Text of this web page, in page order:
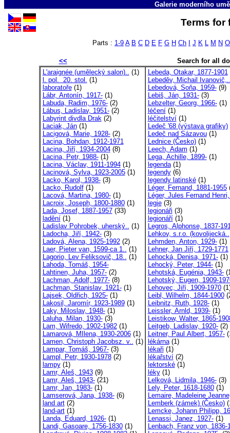
Galerie moderního
Terms
Parts : 1-9 A B C D E F G H Ch J K L M N O
<<
Search for all
L'araignée (umělecký salon).. (1)
l. pol. 20. stol. (1)
laboratoře(1)
Lábr, Antonín, 1917-(1)
Labuda, Radim, 1976-(2)
Lábus, Ladislav, 1951-(2)
Labyrint divdla Drak(2)
Laciak, Ján(1)
Lacigová, Marie, 1928-(2)
Lacina, Bohdan, 1912-1971
Lacina, Jiří, 1934-2004(8)
Lacina, Petr, 1988-(1)
Lacina, Václav, 1911-1994(1)
Lacinová, Sylva, 1923-2005(1)
Lacko, Karol, 1938-(3)
Lacko, Rudolf(1)
Lacová, Martina, 1980-(1)
Lacroix, Joseph, 1800-1880(1)
Lada, Josef, 1887-1957(33)
ladění(1)
Ladislav Pohrobek, uherský.. (1)
Ladocha, Jiří, 1942-(3)
Ladová, Alena, 1925-1992(2)
Laer, Pieter van, 1599-ca 1.. (1)
Lagorio, Lev Feliksovič, 18.. (1)
Lahoda, Tomáš, 1954-
Lahtinen, Juha, 1957-(2)
Lachman, Adolf, 1977-(8)
Lachman, Stanislav, 1921-(1)
Lajsek, Oldřich, 1925-(1)
Lakosil, Jaromír, 1923-1989(1)
Laky, Miloslav, 1948-(1)
Laluha, Milan, 1930-(3)
Lam, Wifredo, 1902-1982(1)
Lamarová, MIlena, 1930-2006(1)
Lamen, Christoph Jacobsz. v.. (1)
Lampar, Tomáš, 1967-(3)
Lampl, Petr, 1930-1978(2)
lampy(1)
Lamr, Aleš, 1943(9)
Lamr, Aleš, 1943-(21)
Lamr, Jan, 1983-(1)
Lamserová, Jana, 1938-(6)
land art(2)
land-art(1)
Landa, Eduard, 1926-(1)
Landi, Gasoare, 1756-1830(1)
Lebeda, Otakar, 1877-1901
Lebeděv, Michail
Lebedová, Soňa, 1959-(9)
Lebiš, Ján, 1931-(3)
Lebzelter, Georg, 1966-(1)
léčení(1)
léčitelství(1)
Ledeč '68 (výstava grafiky)
Ledeč nad Sázavou(1)
Lednice (Česko)(1)
Leech, Adam (1)
Lega, Achille, 1899-(1)
legenda(1)
legendy(6)
legendy latinské(1)
Léger, Fernand, 1881-1955
Léger, Jules Fernand
legie(3)
legionáři (3)
legionáří(1)
Legros, Alphonse, 1837-
Lehkov, s.r.o. (kovolijecká..
Lehmden, Anton, 1929-(1)
Lehner, Jan Jiří, 1729-1771
Lehocká, Denisa, 1971-(1)
Lehocký, Peter, 1944-(1)
Lehotská, Eugénia, 1943-
Lehotský, Eugen, 1909-
Lehovec, Jiří, 1909-1970
Leibl, Wilhelm, 1844-1900
Leibnitz, Ruth, 1928-(1)
Leissler, Arnld, 1939-(1)
Leistikow, Walter, 1865-
Leitgeb, Ladislav, 1920-(2)
Leitner, Paul Albert, 1957-
lékárna(1)
lékaři (1)
lékařství(2)
lektorské(1)
léky(1)
Lelková, Lidmila, 1946-(3)
Lely, Peter, 1618-1680(1)
Lemaire, Madeleine
Lemberk (zámek) (Česko)
Lemcke, Johann Philipp,
Lenassi, Janez, 1927-(1)
Lenbach, Franz von, 1836-